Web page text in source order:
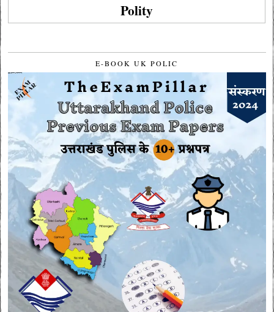
Polity
E-BOOK UK POLIC